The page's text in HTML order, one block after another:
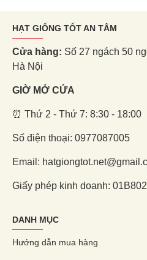
HẠT GIỐNG TỐT AN TÂM
Cửa hàng: Số 27 ngách 50
Hà Nội
GIỜ MỞ CỬA
⏰ Thứ 2 - Thứ 7: 8:30 - 18:00
Số điện thoại: 0977087005
Email:
Giấy phép kinh doanh:
DANH MỤC
Hướng dẫn mua hàng